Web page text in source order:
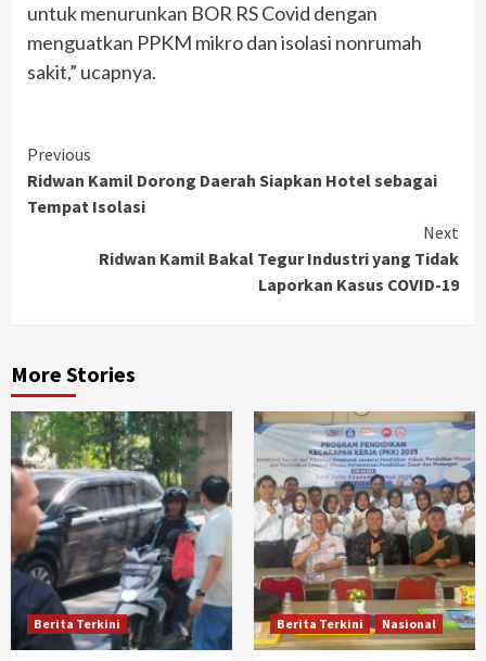
untuk menurunkan BOR RS Covid dengan
menguatkan PPKM mikro dan isolasi nonrumah
sakit,” ucapnya.
Continue
Reading
Previous
Ridwan Kamil Dorong Daerah Siapkan Hotel sebagai
Tempat Isolasi
Next
Ridwan Kamil Bakal Tegur Industri yang Tidak
Laporkan Kasus COVID-19
More Stories
Berita Terkini Berita Terkini Nasional